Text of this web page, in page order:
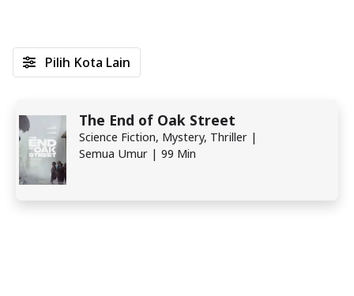
The End of Oak Street
Science Fiction, Mystery, Thriller |
Semua Umur | 99 Min
Pilih Kota Lain